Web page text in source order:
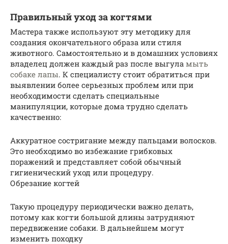
Правильный уход за когтями
Мастера также используют эту методику для
создания окончательного образа или стиля
животного. Самостоятельно и в домашних условиях
владелец должен каждый раз после выгула мыть
собаке лапы. К специалисту стоит обратиться при
выявлении более серьезных проблем или при
необходимости сделать специальные
манипуляции, которые дома трудно сделать
качественно:
Аккуратное состригание между пальцами волосков.
Это необходимо во избежание грибковых
поражений и представляет собой обычный
гигиенический уход или процедуру.
Обрезание когтей
Такую процедуру периодически важно делать,
потому как когти большой длины затрудняют
передвижение собаки. В дальнейшем могут
изменить походку